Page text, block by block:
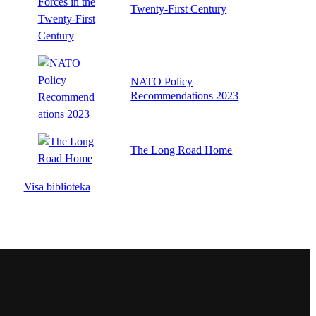
Twenty-First Century
NATO Policy
Recommendations 2023
The Long Road Home
Visa biblioteka